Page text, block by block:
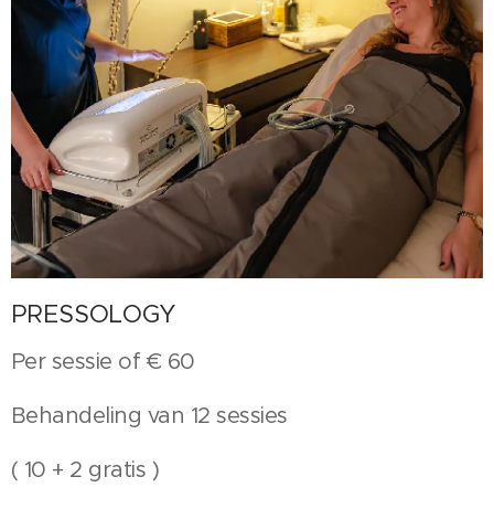
PRESSOLOGY
Per sessie of € 60
Behandeling van 12 sessies
( 10 + 2 gratis )